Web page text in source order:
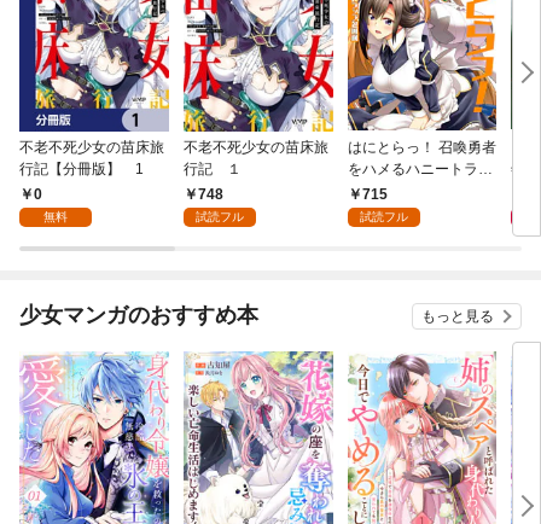
不老不死少女の苗床旅
行記【分冊版】 1
0
無料
不老不死少女の苗床旅
行記 １
748
試読フル
はにとらっ！ 召喚勇者
をハメるハニートラッ
プ包囲網 1
715
試読フル
年9
少女マンガのおすすめ本 もっと見る